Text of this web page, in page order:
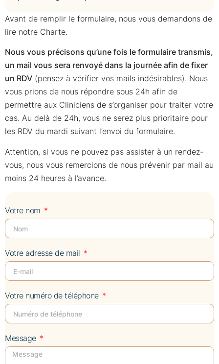
Avant de remplir le formulaire, nous vous demandons de
lire notre Charte.
Nous vous précisons qu’une fois le formulaire transmis,
un mail vous sera renvoyé dans la journée afin de fixer
un RDV (pensez à vérifier vos mails indésirables). Nous
vous prions de nous répondre sous 24h afin de
permettre aux Cliniciens de s’organiser pour traiter votre
cas. Au delà de 24h, vous ne serez plus prioritaire pour
les RDV du mardi suivant l’envoi du formulaire.
Attention, si vous ne pouvez pas assister à un rendez-
vous, nous vous remercions de nous prévenir par mail au
moins 24 heures à l’avance.
Votre nom
Votre adresse de mail
Votre numéro de téléphone
Message